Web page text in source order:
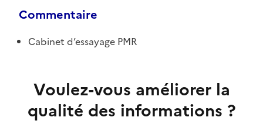
Commentaire
Cabinet d’essayage PMR
Voulez-vous améliorer la
qualité des informations ?